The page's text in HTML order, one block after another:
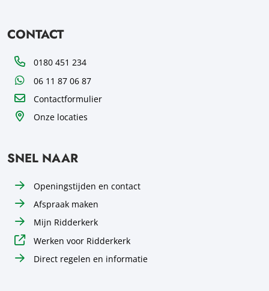
CONTACT
Telefoon0180 451 234
WhatsApp06 11 87 06 87
Contactformulier
Onze locaties
SNEL NAAR
Openingstijden en contact
Afspraak maken
Mijn Ridderkerk
Werken voor Ridderkerk
Direct regelen en informatie